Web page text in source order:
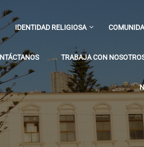
IDENTIDAD RELIGIOSA
TRABAJA CON